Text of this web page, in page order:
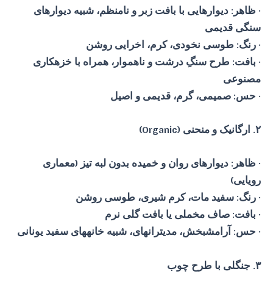
· ظاهر: دیوارهایی با بافت زبر و نامنظم، شبیه دیوارهای
سنگی قدیمی
· رنگ: طوسی نخودی، کرم، اخرایی روشن
· بافت: طرح سنگِ درشت و ناهموار، همراه با خزهکاری
مصنوعی
· حس: صمیمی، گرم، قدیمی و اصیل
۲. ارگانیک و منحنی (Organic)
· ظاهر: دیوارهای روان و خمیده بدون لبه تیز (معماری
رویایی)
· رنگ: سفید مات، کرم شیری، طوسی روشن
· بافت: صاف مخملی یا بافت گلی نرم
· حس: آرامشبخش، مدیترانهای، شبیه خانههای سفید یونانی
۳. جنگلی با طرح چوب